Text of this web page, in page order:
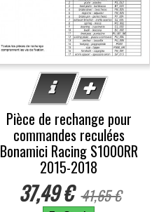
Pièce de rechange pour
commandes reculées
Bonamici Racing S1000RR
2015-2018
37,49 € 41,65 €